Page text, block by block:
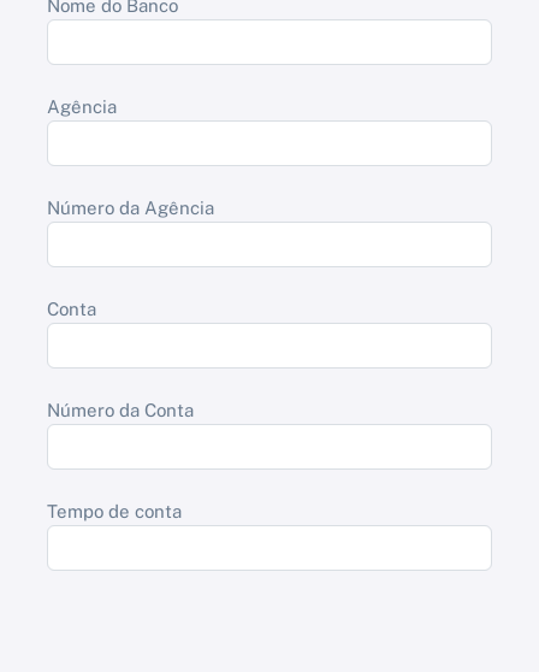
Nome do Banco
Agência
Número da Agência
Conta
Número da Conta
Tempo de conta